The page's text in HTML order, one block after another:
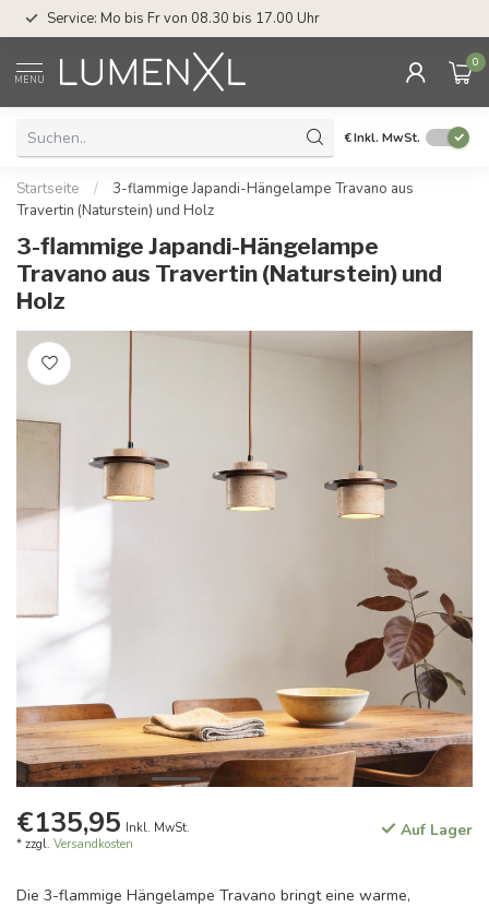
Service: Mo bis Fr von 08.30 bis 17.00 Uhr
MENU
0
€Inkl. MwSt.
Startseite /
3-flammige Japandi-Hängelampe Travano aus
Travertin (Naturstein) und Holz
3-flammige Japandi-Hängelampe
Travano aus Travertin (Naturstein) und
Holz
€135,95 Inkl. MwSt.
* zzgl. Versandkosten
Auf Lager
Die 3-flammige Hängelampe Travano bringt eine warme,